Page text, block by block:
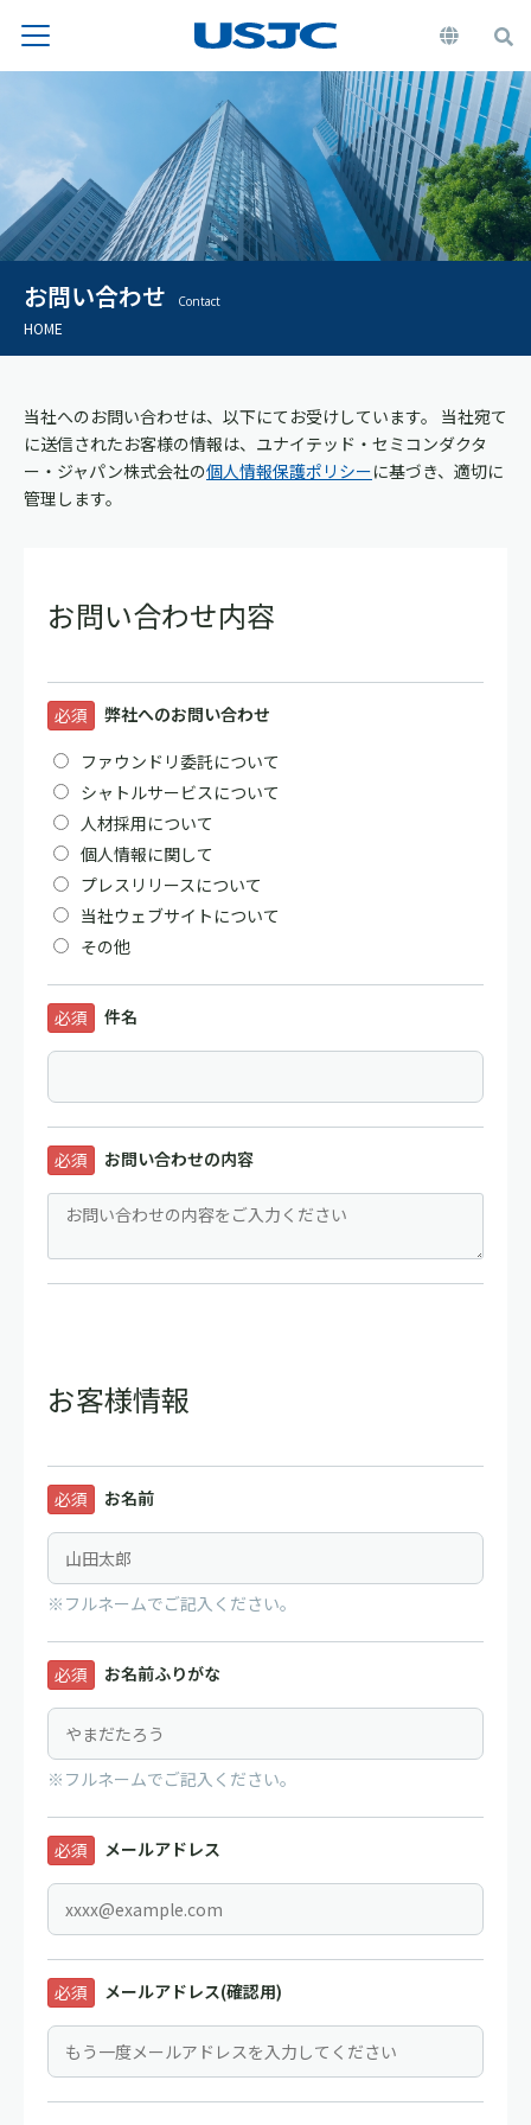
お問い合わせ Contact
HOME
当社へのお問い合わせは、以下にてお受けしています。 当社宛て
に送信されたお客様の情報は、ユナイテッド・セミコンダクタ
ー・ジャパン株式会社の個人情報保護ポリシーに基づき、適切に
管理します。
お問い合わせ内容
必須
弊社へのお問い合わせ
ファウンドリ委託について
シャトルサービスについて
人材採用について
個人情報に関して
プレスリリースについて
当社ウェブサイトについて
その他
必須 件名
必須 お問い合わせの内容
お客様情報
必須 お名前
※フルネームでご記入ください。
必須 お名前ふりがな
※フルネームでご記入ください。
必須 メールアドレス
必須 メールアドレス(確認用)